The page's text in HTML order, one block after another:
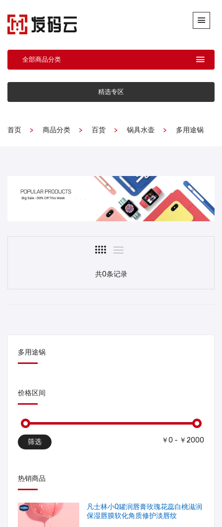
全部商品分类
精选专区
首页 商品分类 百货 锅具水壶 多用途锅
共0条记录
多用途锅
价格区间
筛选 ￥0 - ￥2000
热销商品
凡士林小Q罐润唇膏玫瑰花蕊白桃滋润
保湿唇膜软化角质修护淡唇纹